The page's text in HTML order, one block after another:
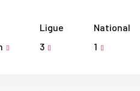
Ligue
3
National
1